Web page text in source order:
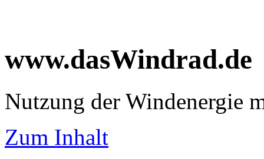
www.dasWindrad.de
Nutzung der Windenergie
Zum Inhalt